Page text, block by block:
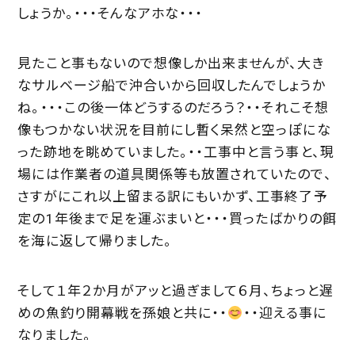
しょうか。・・・そんなアホな・・・
見たこと事もないので想像しか出来ませんが、大き
なサルベージ船で沖合いから回収したんでしょうか
ね。・・・この後一体どうするのだろう？・・それこそ想
像もつかない状況を目前にし暫く呆然と空っぽにな
った跡地を眺めていました。・・工事中と言う事と、現
場には作業者の道具関係等も放置されていたので、
さすがにこれ以上留まる訳にもいかず、工事終了予
定の1年後まで足を運ぶまいと・・・買ったばかりの餌
を海に返して帰りました。
そして１年２か月がアッと過ぎまして６月、ちょっと遅
めの魚釣り開幕戦を孫娘と共に・・
・・迎える事に
なりました。